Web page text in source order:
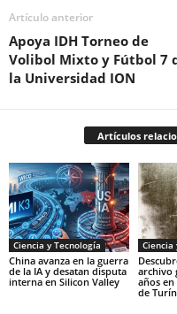
Artículo anterior
Apoya IDH Torneo de
Volibol Mixto y Fútbol 7
la Universidad ION
Artículos
Ciencia y Tecnología
China avanza en la guerra
de la IA y desatan disputa
interna en Silicon Valley
Ciencia
archivo
años en
de Turín